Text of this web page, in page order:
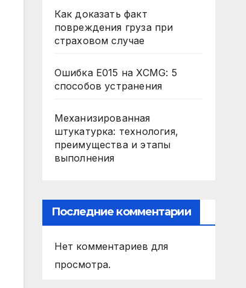
Как доказать факт
повреждения груза при
страховом случае
Ошибка E015 на XCMG: 5
способов устранения
Механизированная
штукатурка: технология,
преимущества и этапы
выполнения
Последние комментарии
Нет комментариев для
просмотра.